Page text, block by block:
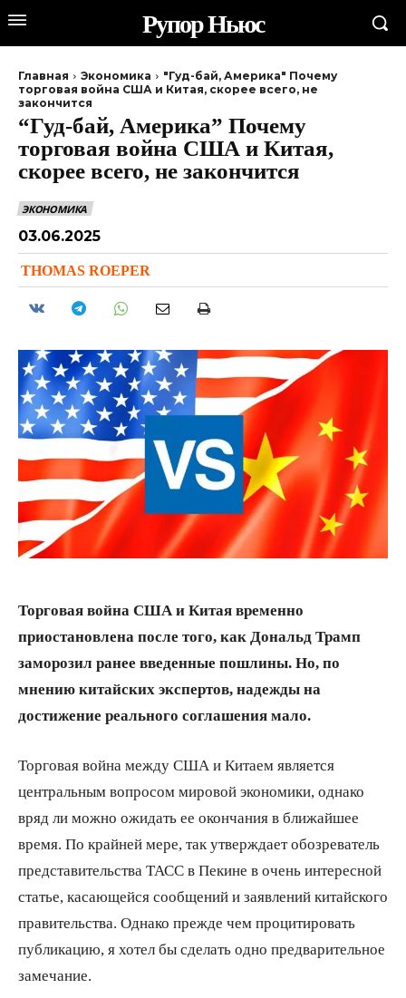
Рупор Ньюс
Главная Экономика
"Гуд-бай, Америка" Почему
торговая война США и Китая, скорее всего, не
закончится
“Гуд-бай, Америка” Почему
торговая война США и Китая,
скорее всего, не закончится
ЭКОНОМИКА
03.06.2025
THOMAS ROEPER
Торговая война США и Китая временно
приостановлена после того, как Дональд Трамп
заморозил ранее введенные пошлины. Но, по
мнению китайских экспертов, надежды на
достижение реального соглашения мало.
Торговая война между США и Китаем является
центральным вопросом мировой экономики, однако
вряд ли можно ожидать ее окончания в ближайшее
время. По крайней мере, так утверждает обозреватель
представительства ТАСС в Пекине в очень интересной
статье, касающейся сообщений и заявлений китайского
правительства. Однако прежде чем процитировать
публикацию, я хотел бы сделать одно предварительное
замечание.